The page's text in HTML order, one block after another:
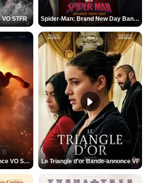
STFR Spider-Man: Brand New Day Bande-annonce VO STFR
L'Odyssée Bande-annonce VO STFR Le Triangle d'or Bande-annonce VF